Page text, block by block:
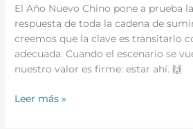
El Año Nuevo Chino pone a prueba
respuesta de toda la cadena de
creemos que la clave es transitarlo
adecuada. Cuando el escenario se
nuestro valor es firme: estar ahí. 🙌
Leer más »